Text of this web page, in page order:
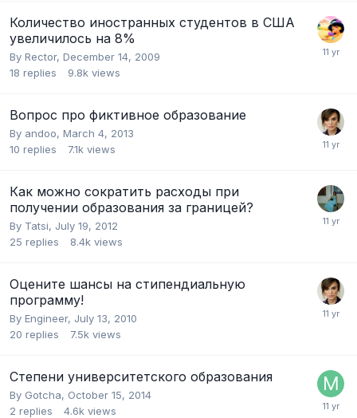
Количество иностранных студентов в США
увеличилось на 8%
By Rector, December 14, 2009
18 replies 9.8k views
Вопрос про фиктивное образование
By andoo, March 4, 2013
10 replies 7.1k views
Как можно сократить расходы при
получении образования за границей?
By Tatsi, July 19, 2012
25 replies 8.4k views
Оцените шансы на стипендиальную
программу!
By Engineer, July 13, 2010
20 replies 7.5k views
Степени университетского образования
By Gotcha, October 15, 2014
2 replies 4.6k views